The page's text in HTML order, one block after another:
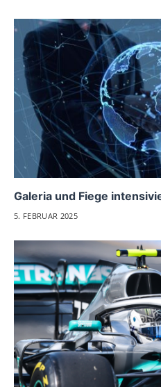
Galeria und Fiege
5. FEBRUAR 2025